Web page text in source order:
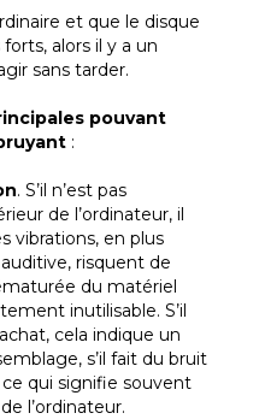
et que le disque
alors il y a un
sans tarder.
pouvant
:
. S’il n’est pas
de l’ordinateur, il
vibrations, en plus
risquent de
du matériel
inutilisable. S’il
cela indique un
s’il fait du bruit
qui signifie souvent
l’ordinateur.